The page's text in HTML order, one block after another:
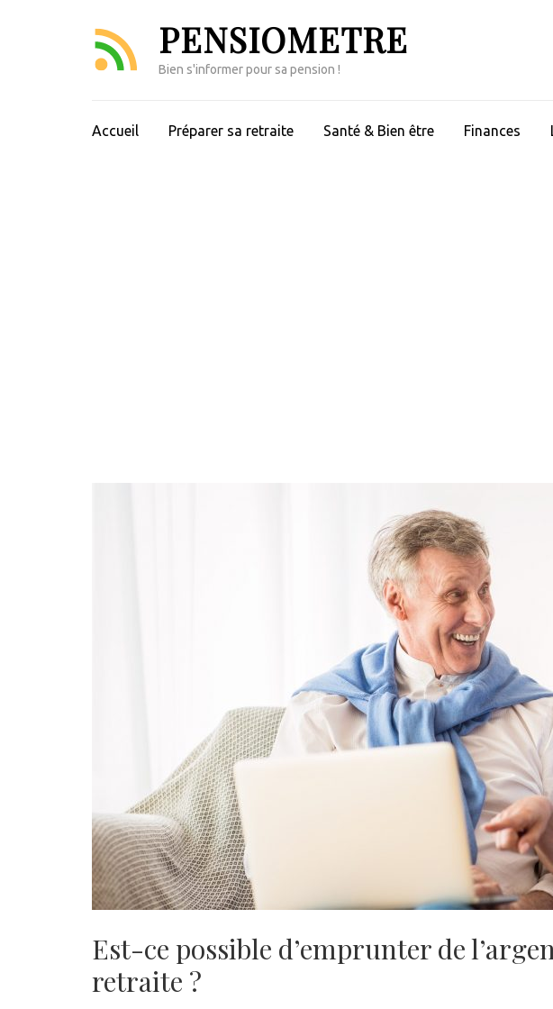
PENSIOMETRE
Bien s'informer pour sa pension !
Accueil Préparer sa retraite Santé & Bien être Finances
Est-ce possible d’emprunter de
retraite ?